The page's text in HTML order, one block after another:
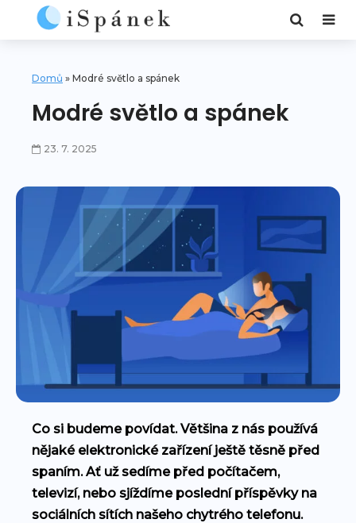
Domů » Modré světlo a spánek
Modré světlo a spánek
23. 7. 2025
Co si budeme povídat. Většina z nás používá
nějaké elektronické zařízení ještě těsně před
spaním. Ať už sedíme před počítačem,
televizí, nebo sjíždíme poslední příspěvky na
sociálních sítích našeho chytrého telefonu.